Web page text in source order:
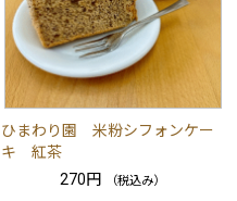
ひまわり園 米粉シフォンケー
キ 紅茶
270円
（税込み）